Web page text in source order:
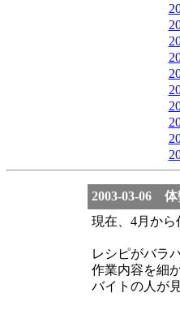
2003-03-06 体
現在、4月か
レシピがバラ
作業内容を細
バイトの人が